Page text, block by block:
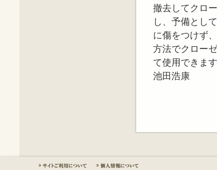
撤去してクロ
し、予備とし
に傷をつけず
方法でクロー
て使用できま
池田浩康